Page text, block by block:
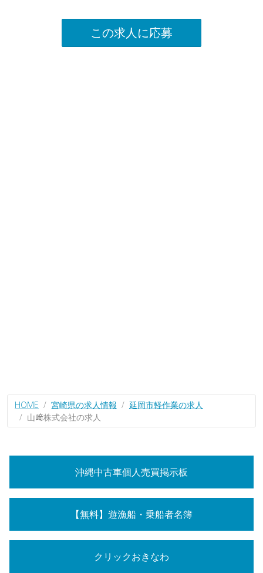
この求人に応募
HOME 宮崎県の求人情報
延岡市軽作業の求人
山﨑株式会社の求人
沖縄中古車個人売買掲示板
【無料】遊漁船・乗船者名簿
クリックおきなわ